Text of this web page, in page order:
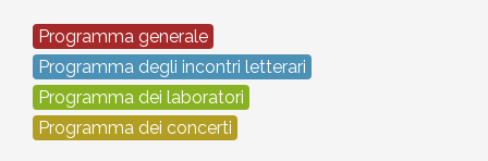
Programma generale
Programma degli incontri letterari
Programma dei laboratori
Programma dei concerti
2002-2003
2001-2002